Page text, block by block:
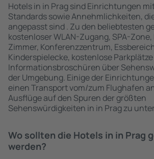
Hotels in in Prag sind Einrichtungen
Standards sowie Annehmlichkeiten,
angepasst sind . Zu den beliebtesten
kostenloser WLAN-Zugang, SPA-Zone,
Zimmer, Konferenzzentrum,
Kinderspielecke, kostenlose
Informationsbroschüren über
der Umgebung. Einige der
einen Transport vom/zum Flughafen
Ausflüge auf den Spuren der größten
Sehenswürdigkeiten in in Prag zu
Wo sollten die Hotels in in Prag
werden?